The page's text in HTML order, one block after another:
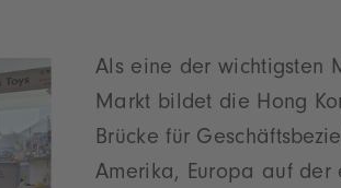
Als eine der wichtigsten
Markt bildet die Hong
Brücke für
Amerika, Europa auf der